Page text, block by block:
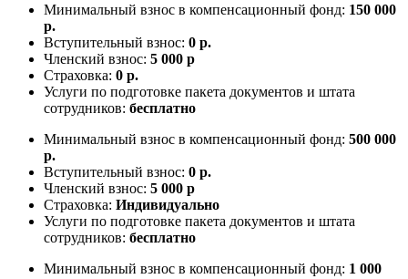
Минимальный взнос в компенсационный фонд: 150 000
р.
Вступительный взнос: 0 р.
Членский взнос: 5 000 р
Страховка: 0 р.
Услуги по подготовке пакета документов и штата
сотрудников: бесплатно
Минимальный взнос в компенсационный фонд: 500 000
р.
Вступительный взнос: 0 р.
Членский взнос: 5 000 р
Страховка: Индивидуально
Услуги по подготовке пакета документов и штата
сотрудников: бесплатно
Минимальный взнос в компенсационный фонд: 1 000